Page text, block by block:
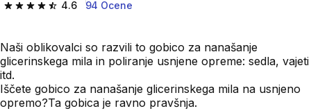
4.6
4.6 od 5 zvezdic from 94 ocene
94 Ocene
Naši oblikovalci so razvili to gobico za nanašanje
glicerinskega mila in poliranje usnjene opreme: sedla, vajeti
itd.
Iščete gobico za nanašanje glicerinskega mila na usnjeno
opremo?Ta gobica je ravno pravšnja.